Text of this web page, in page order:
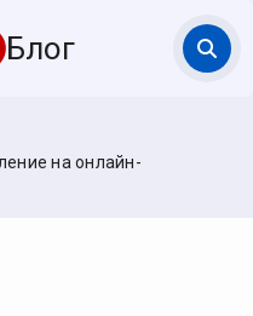
Блог
на онлайн-